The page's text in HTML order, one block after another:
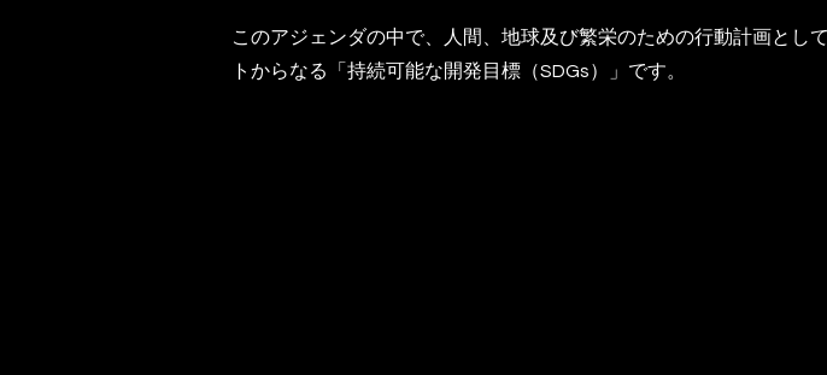
このアジェンダの中で、人間、地球及び繁栄のための行動計画と
トからなる「持続可能な開発目標（SDGs）」です。